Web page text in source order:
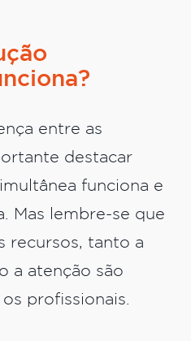
entre as
destacar
funciona e
Mas lembre-se que
recursos, tanto a
a atenção são
profissionais.